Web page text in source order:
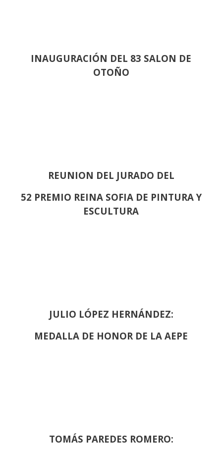
INAUGURACIÓN DEL 83 SALON DE
OTOÑO
REUNION DEL JURADO DEL
52 PREMIO REINA SOFIA DE PINTURA Y
ESCULTURA
JULIO LÓPEZ HERNÁNDEZ:
MEDALLA DE HONOR DE LA AEPE
TOMÁS PAREDES ROMERO: